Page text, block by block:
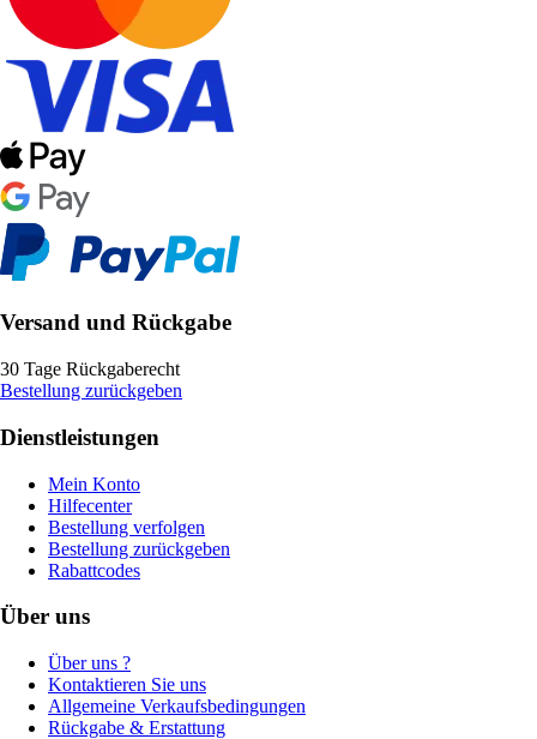
Versand und Rückgabe
30 Tage Rückgaberecht
Bestellung zurückgeben
Dienstleistungen
Mein Konto
Hilfecenter
Bestellung verfolgen
Bestellung zurückgeben
Rabattcodes
Über uns
Über uns ?
Kontaktieren Sie uns
Allgemeine Verkaufsbedingungen
Rückgabe & Erstattung